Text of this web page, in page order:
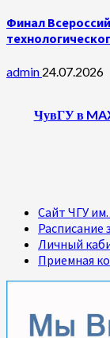
Финал
admin 24.07.2026
ЧувГУ в
Сайт ЧГУ
Расписание
Личный
Приемная